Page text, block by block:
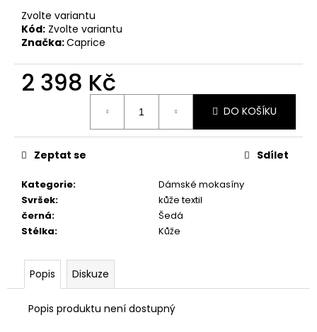
Zvolte variantu
Kód: Zvolte variantu
Značka:Caprice
2 398 Kč
DO KOŠÍKU
Kategorie:
Dámské mokasíny
Svršek:
kůže textil
černá:
Šedá
Stélka: Kůže
Zeptat se Sdílet
Popis Diskuze
Popis produktu není dostupný
u
č
u
OBUV
PETER
LEGWOOD
DOLPHIN
Kč